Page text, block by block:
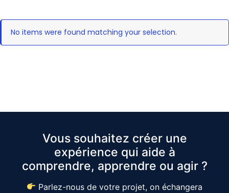
No items were found matching your selection.
Vous souhaitez créer une
expérience qui aide à
comprendre, apprendre ou agir ?
Parlez-nous de votre projet, on échangera